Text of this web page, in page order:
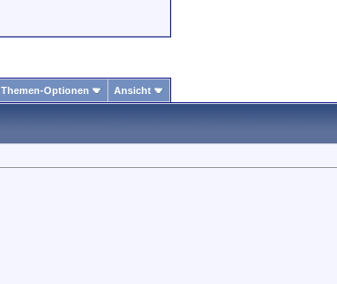
Themen-Optionen Ansicht